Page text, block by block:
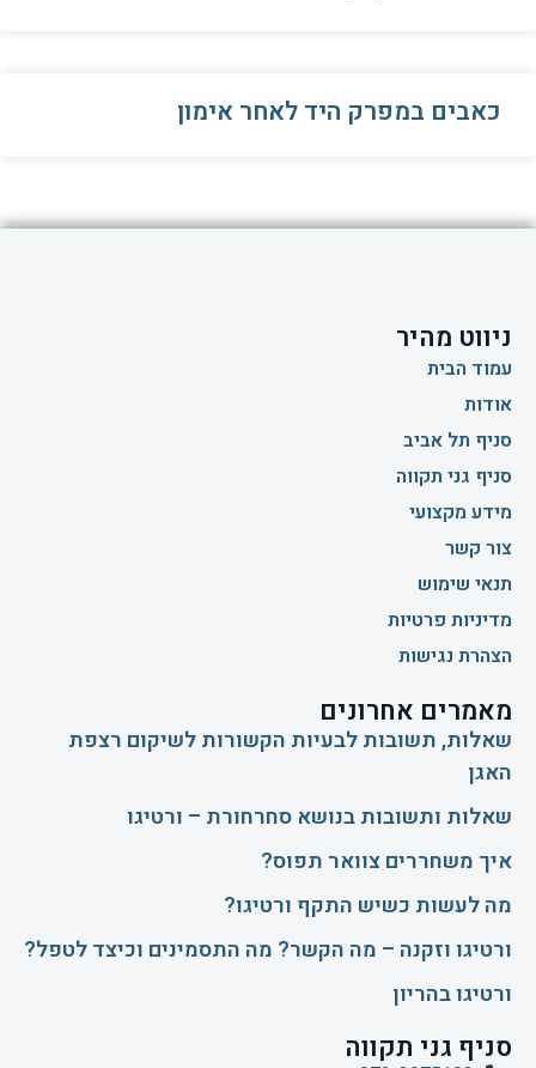
כאבים במפרק היד לאחר אימון
ניווט מהיר
עמוד הבית
אודות
סניף תל אביב
סניף גני תקווה
מידע מקצועי
צור קשר
תנאי שימוש
מדיניות פרטיות
הצהרת נגישות
מאמרים אחרונים
שאלות, תשובות לבעיות הקשורות לשיקום רצפת
האגן
שאלות ותשובות בנושא סחרחורת – ורטיגו
איך משחררים צוואר תפוס?
​מה לעשות כשיש התקף ורטיגו?
ורטיגו וזקנה – מה הקשר? מה התסמינים וכיצד לטפל?
ורטיגו בהריון
סניף גני תקווה